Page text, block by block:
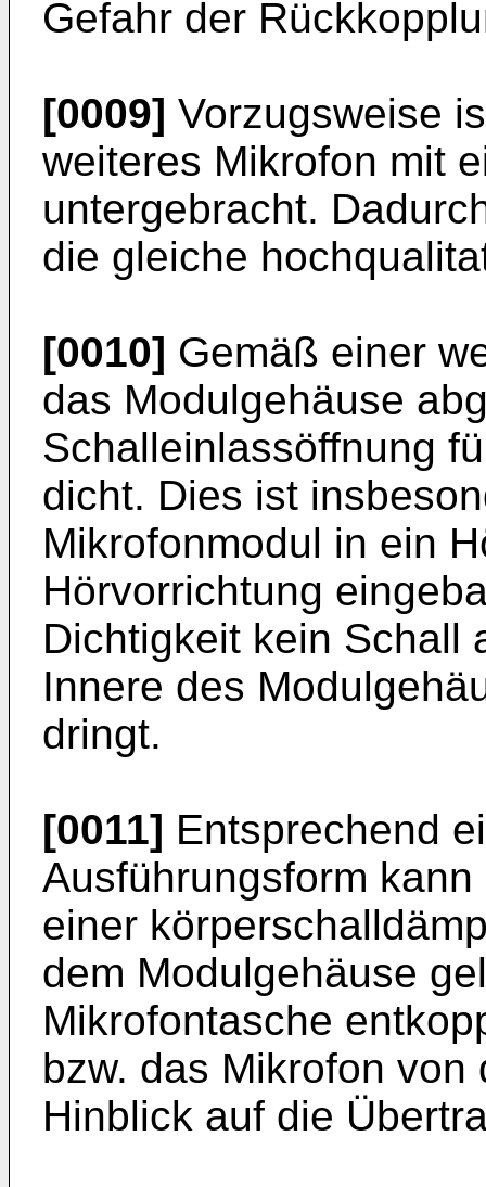
Gefahr der
[0009] Vorzugsweise
weiteres Mikrofon mit
untergebracht.
die gleiche
[0010] Gemäß einer
das Modulgehäuse
Schalleinlassöffnung
dicht. Dies ist
Mikrofonmodul in ein
Hörvorrichtung
Dichtigkeit kein Schall
Innere des
dringt.
[0011] Entsprechend
Ausführungsform
einer
dem Modulgehäuse
Mikrofontasche
bzw. das Mikrofon
Hinblick auf die